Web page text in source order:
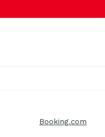
Booking.com